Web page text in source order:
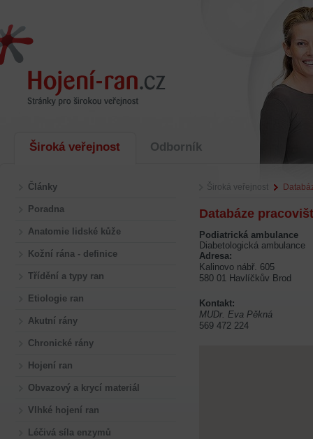
Široká veřejnost Odborník
Široká veřejnost
Databáze
Podiatrická ambulance
Diabetologická ambulance
Adresa:
Kalinovo nábř. 605
580 01 Havlíčkův Brod
Kontakt:
MUDr. Eva Pěkná
569 472 224
Články
Poradna
Anatomie lidské kůže
Kožní rána - definice
Třídění a typy ran
Etiologie ran
Akutní rány
Chronické rány
Hojení ran
Obvazový a krycí materiál
Vlhké hojení ran
Léčivá síla enzymů